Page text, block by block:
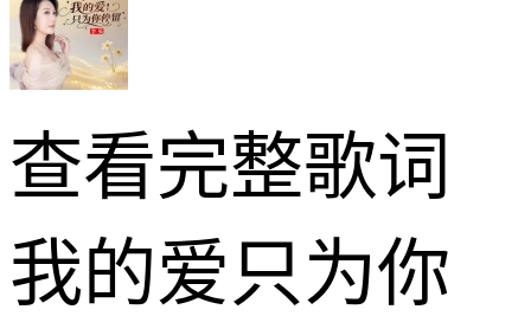
查看完整歌词
我的爱只为你